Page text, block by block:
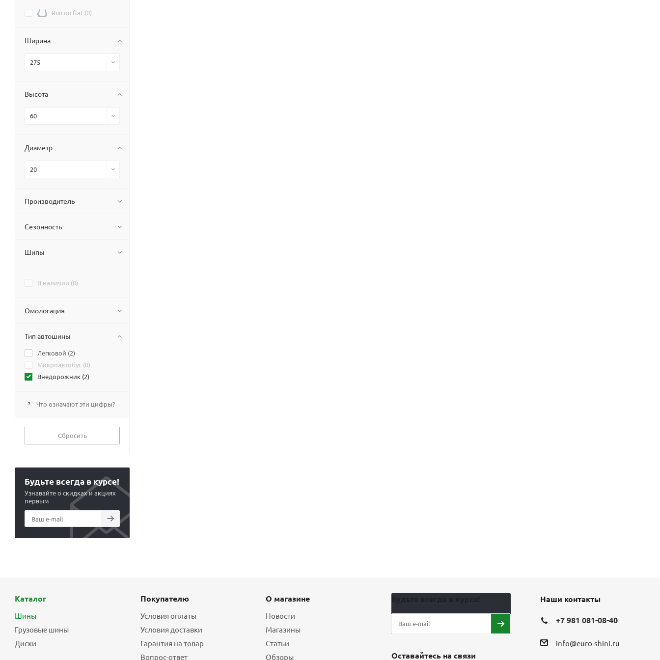
Run on flat (0)
Ширина
275
Высота
60
Диаметр
20
Производитель
Сезонность
Шипы
В наличии (0)
Омологация
Тип автошины
Легковой (2)
Микроавтобус (0)
Внедорожник (2)
? Что означают эти цифры?
Сбросить
Будьте всегда в курсе!
Узнавайте о скидках и акциях
первым
Каталог
Шины
Грузовые шины
Диски
Покупателю
Условия оплаты
Условия доставки
Гарантия на товар
Вопрос-ответ
О магазине
Новости
Магазины
Статьи
Обзоры
Оставайтесь на связи
Наши контакты
+7 981 081-08-40
info@euro-shini.ru